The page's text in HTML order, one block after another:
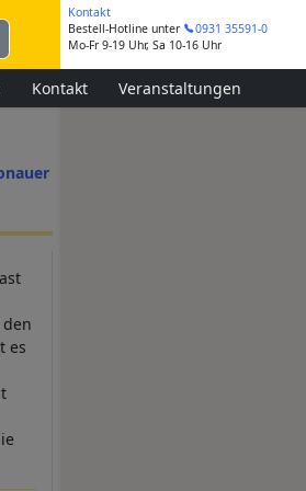
Kontakt
Bestell-Hotline unter
0931 35591-0
Mo-Fr 9-19 Uhr, Sa 10-16 Uhr
Kontakt Veranstaltungen
es